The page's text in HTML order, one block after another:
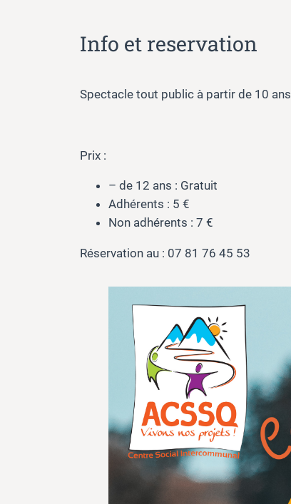
Info et reservation
Spectacle tout public à partir de 10 ans
Prix :
– de 12 ans : Gratuit
Adhérents : 5 €
Non adhérents : 7 €
Réservation au : 07 81 76 45 53